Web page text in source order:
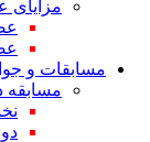
مزایای
مسابقات و
مسابقه